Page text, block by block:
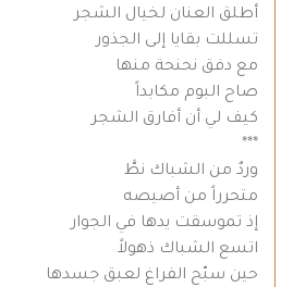
أطلق العنان لخيال الشجر
تسللت بقايا إلى الجذور
مع دفق نحنحة منها
صاح البوم مكابداً
كيف لي أن أفارق الشجر
***
وردٌ من الشباك نطَّ
متحرراً من أصيصه
إذ تموسقت يدها في الجوار
اتسع الشباك ذهولاً
حين سبّح الفراغ لعبق جسدها